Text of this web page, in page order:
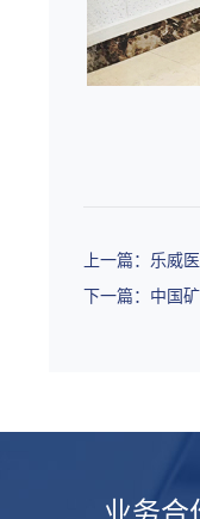
上一篇：乐威
下一篇：中国
业务合